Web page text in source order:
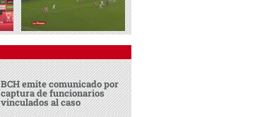
BCH emite comunicado por
captura de funcionarios
vinculados al caso